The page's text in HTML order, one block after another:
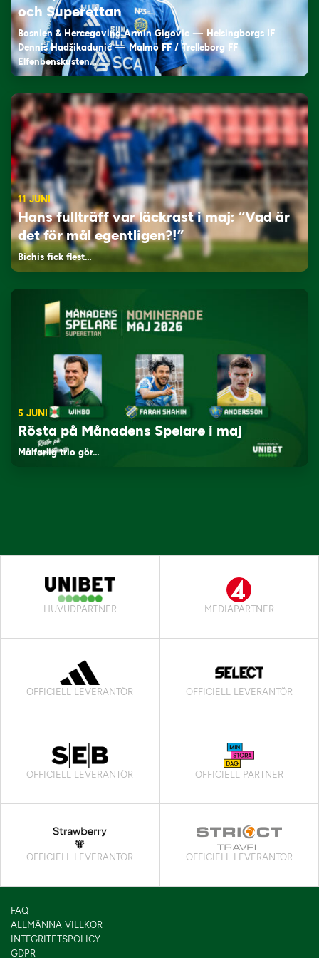
och Superettan
Bosnien & Hercegovina Armin Gigovic — Helsingborgs IF
Dennis Hadžikadunić — Malmö FF / Trelleborg FF
Elfenbenskusten…
11 JUNI
Hans fullträff var läckrast i maj: “Vad är
det för mål egentligen?!”
Bichis fick flest…
5 JUNI
Rösta på Månadens Spelare i maj
Målfarlig trio gör…
HUVUDPARTNER MEDIAPARTNER
OFFICIELL LEVERANTÖR OFFICIELL LEVERANTÖR
OFFICIELL LEVERANTÖR OFFICIELL PARTNER
OFFICIELL LEVERANTÖR OFFICIELL LEVERANTÖR
FAQ
ALLMÄNNA VILLKOR
INTEGRITETSPOLICY
GDPR